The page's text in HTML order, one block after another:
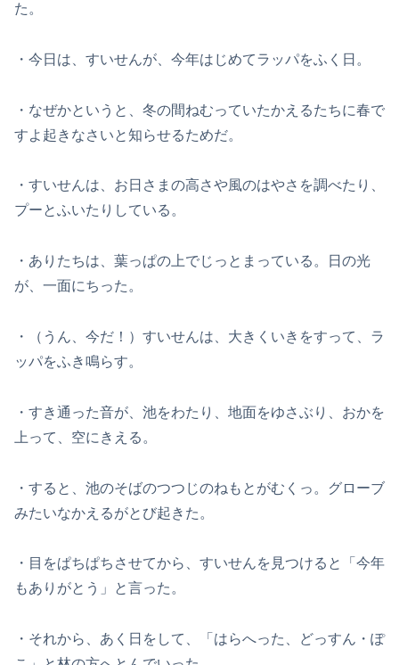
た。
・今日は、すいせんが、今年はじめてラッパをふく日。
・なぜかというと、冬の間ねむっていたかえるたちに春で
すよ起きなさいと知らせるためだ。
・すいせんは、お日さまの高さや風のはやさを調べたり、
プーとふいたりしている。
・ありたちは、葉っぱの上でじっとまっている。日の光
が、一面にちった。
・（うん、今だ！）すいせんは、大きくいきをすって、ラ
ッパをふき鳴らす。
・すき通った音が、池をわたり、地面をゆさぶり、おかを
上って、空にきえる。
・すると、池のそばのつつじのねもとがむくっ。グローブ
みたいなかえるがとび起きた。
・目をぱちぱちさせてから、すいせんを見つけると「今年
もありがとう」と言った。
・それから、あく日をして、「はらへった、どっすん・ぽ